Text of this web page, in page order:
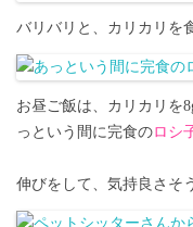
バリバリと、カリカリを
お昼ご飯は、カリカリを
っという間に完食のロシ
伸びをして、気持良さそ